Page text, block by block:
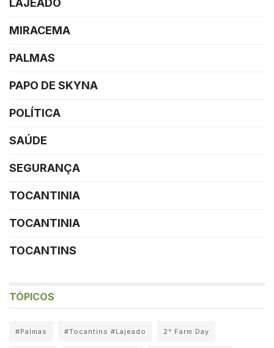
LAJEADO
MIRACEMA
PALMAS
PAPO DE SKYNA
POLÍTICA
SAÚDE
SEGURANÇA
TOCANTINIA
TOCANTINIA
TOCANTINS
TÓPICOS
#Palmas #Tocantins #Lajeado 2° Farm Day